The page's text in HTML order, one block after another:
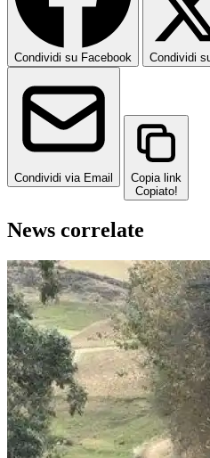
Condividi su Facebook Condividi
Condividi via Email
Copia link
Copiato!
News correlate